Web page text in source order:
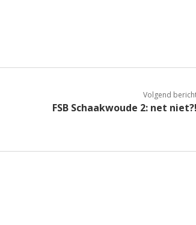
Volgend
FSB Schaakwoude 2: net